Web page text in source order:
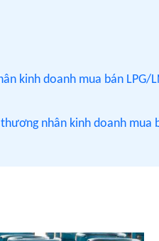
kinh doanh mua bán LPG/
nhân kinh doanh mua